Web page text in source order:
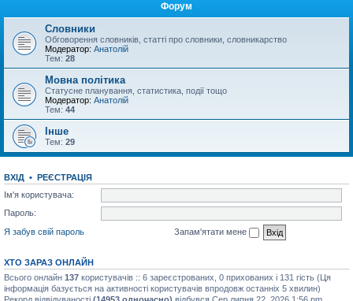
Форум
Словники
Обговорення словників, статті про словники, словникарство
Модератор: Анатолій
Тем: 28
Мовна політика
Статусне планування, статистика, події тощо
Модератор: Анатолій
Тем: 44
Інше
Тем: 29
ВХІД • РЕЄСТРАЦІЯ
Ім'я користувача:
Пароль:
Я забув свій пароль
Запам'ятати мене
ХТО ЗАРАЗ ОНЛАЙН
Всього онлайн 137 користувачів :: 6 зареєстрованих, 0 прихованих і 131 гість (Ця
інформація базується на активності користувачів впродовж останніх 5 хвилин)
Рекорд відвідуваності (14953 одночасно) відбувся Сер липня 22, 2026 1:56 pm